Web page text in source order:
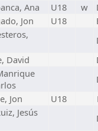
Ana U18 w
Jon U18
David
Jon U18
Jesús